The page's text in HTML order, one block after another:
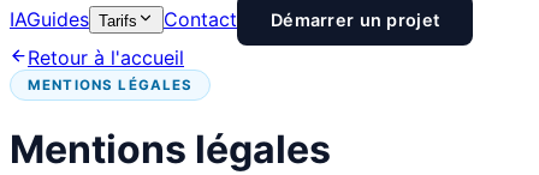
IAGuides Tarifs Contact Démarrer un projet
Retour à l'accueil
MENTIONS LÉGALES
Mentions légales